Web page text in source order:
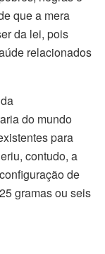
que a mera
da lei, pois
relacionados
do mundo
para
contudo, a
de
gramas ou seis